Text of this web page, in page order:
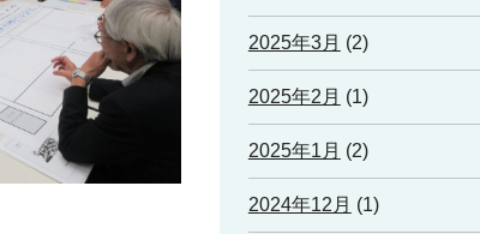
2025年3月 (2)
2025年2月 (1)
2025年1月 (2)
2024年12月 (1)